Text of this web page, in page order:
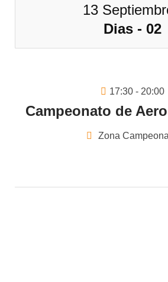
13
Dias - 02
17:30 - 20:00
Campeonato de
Zona